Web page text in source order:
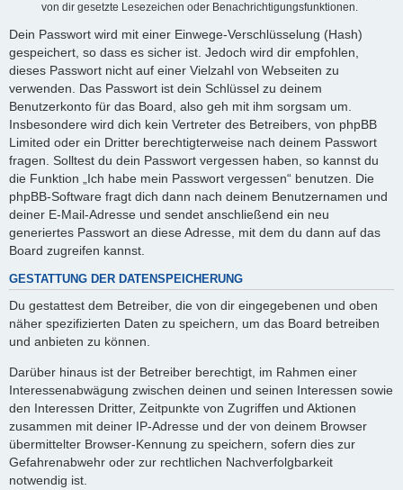
von dir gesetzte Lesezeichen oder Benachrichtigungsfunktionen.
Dein Passwort wird mit einer Einwege-Verschlüsselung (Hash)
gespeichert, so dass es sicher ist. Jedoch wird dir empfohlen,
dieses Passwort nicht auf einer Vielzahl von Webseiten zu
verwenden. Das Passwort ist dein Schlüssel zu deinem
Benutzerkonto für das Board, also geh mit ihm sorgsam um.
Insbesondere wird dich kein Vertreter des Betreibers, von phpBB
Limited oder ein Dritter berechtigterweise nach deinem Passwort
fragen. Solltest du dein Passwort vergessen haben, so kannst du
die Funktion „Ich habe mein Passwort vergessen“ benutzen. Die
phpBB-Software fragt dich dann nach deinem Benutzernamen und
deiner E-Mail-Adresse und sendet anschließend ein neu
generiertes Passwort an diese Adresse, mit dem du dann auf das
Board zugreifen kannst.
GESTATTUNG DER DATENSPEICHERUNG
Du gestattest dem Betreiber, die von dir eingegebenen und oben
näher spezifizierten Daten zu speichern, um das Board betreiben
und anbieten zu können.
Darüber hinaus ist der Betreiber berechtigt, im Rahmen einer
Interessenabwägung zwischen deinen und seinen Interessen sowie
den Interessen Dritter, Zeitpunkte von Zugriffen und Aktionen
zusammen mit deiner IP-Adresse und der von deinem Browser
übermittelter Browser-Kennung zu speichern, sofern dies zur
Gefahrenabwehr oder zur rechtlichen Nachverfolgbarkeit
notwendig ist.